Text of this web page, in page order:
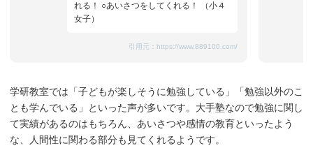
れる！ ○あいさつをしてくれる！ （小４
女子）
引用元： https://www.889100.com/
学研教室では「子どもが楽しそうに勉強している」「勉強以外のこ
とも学んでいる」といった声が多いです。大手塾なので勉強に関し
て実績があるのはもちろん、あいさつや感情の教育といったよう
な、人間性に関わる部分も見てくれるようです。